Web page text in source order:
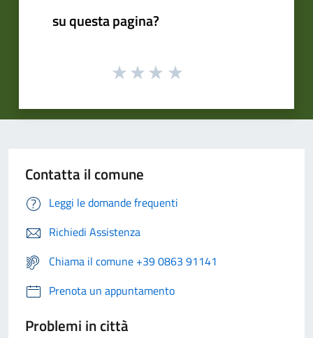
su questa pagina?
Contatta il comune
Leggi le domande frequenti
Richiedi Assistenza
Chiama il comune +39 0863 91141
Prenota un appuntamento
Problemi in città